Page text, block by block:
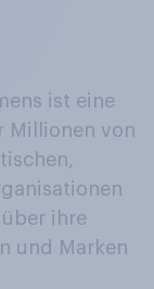
ist eine
Millionen von
ihre
und Marken